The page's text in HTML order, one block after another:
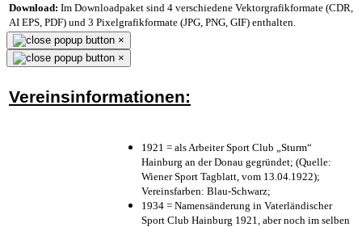
Download: Im Downloadpaket sind 4 verschiedene Vektorgrafikformate (CDR,
AI EPS, PDF) und 3 Pixelgrafikformate (JPG, PNG, GIF) enthalten.
×
×
Vereinsinformationen:
1921 = als Arbeiter Sport Club „Sturm“
Hainburg an der Donau gegründet; (Quelle:
Wiener Sport Tagblatt, vom 13.04.1922);
Vereinsfarben: Blau-Schwarz;
1934 = Namensänderung in Vaterländischer
Sport Club Hainburg 1921, aber noch im selben